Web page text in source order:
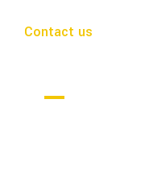
Contact us